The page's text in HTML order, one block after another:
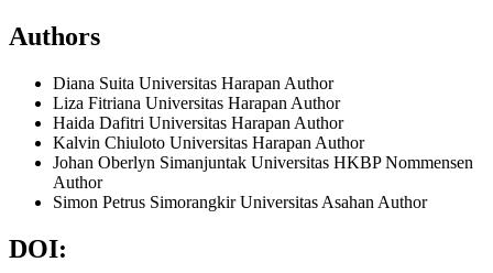
Authors
Diana Suita Universitas Harapan Author
Liza Fitriana Universitas Harapan Author
Haida Dafitri Universitas Harapan Author
Kalvin Chiuloto Universitas Harapan Author
Johan Oberlyn Simanjuntak Universitas HKBP Nommensen
Author
Simon Petrus SimorangkirUniversitas Asahan Author
DOI: